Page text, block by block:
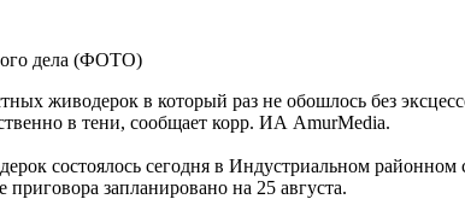
дела (ФОТО)
живодерок в который раз не обошлось без
в тени, сообщает корр. ИА AmurMedia.
состоялось сегодня в Индустриальном
запланировано на 25 августа.